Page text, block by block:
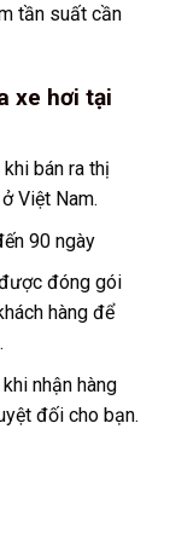
tần suất cần
xe hơi tại
bán ra thị
Việt Nam.
90 ngày
đóng gói
hàng để
nhận hàng
đối cho bạn.